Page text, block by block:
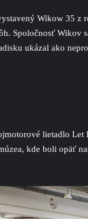
Wikow 35 z
Spoločnosť
ukázal ako
lietadlo
kde boli opäť